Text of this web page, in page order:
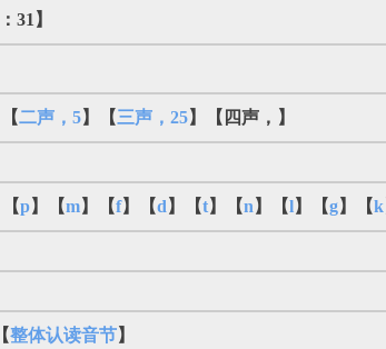
31】
二声，5】【三声，25】【四声，】
p】【m】【f】【d 】【t】【n 】【l】【g】【k
整体认读音节】